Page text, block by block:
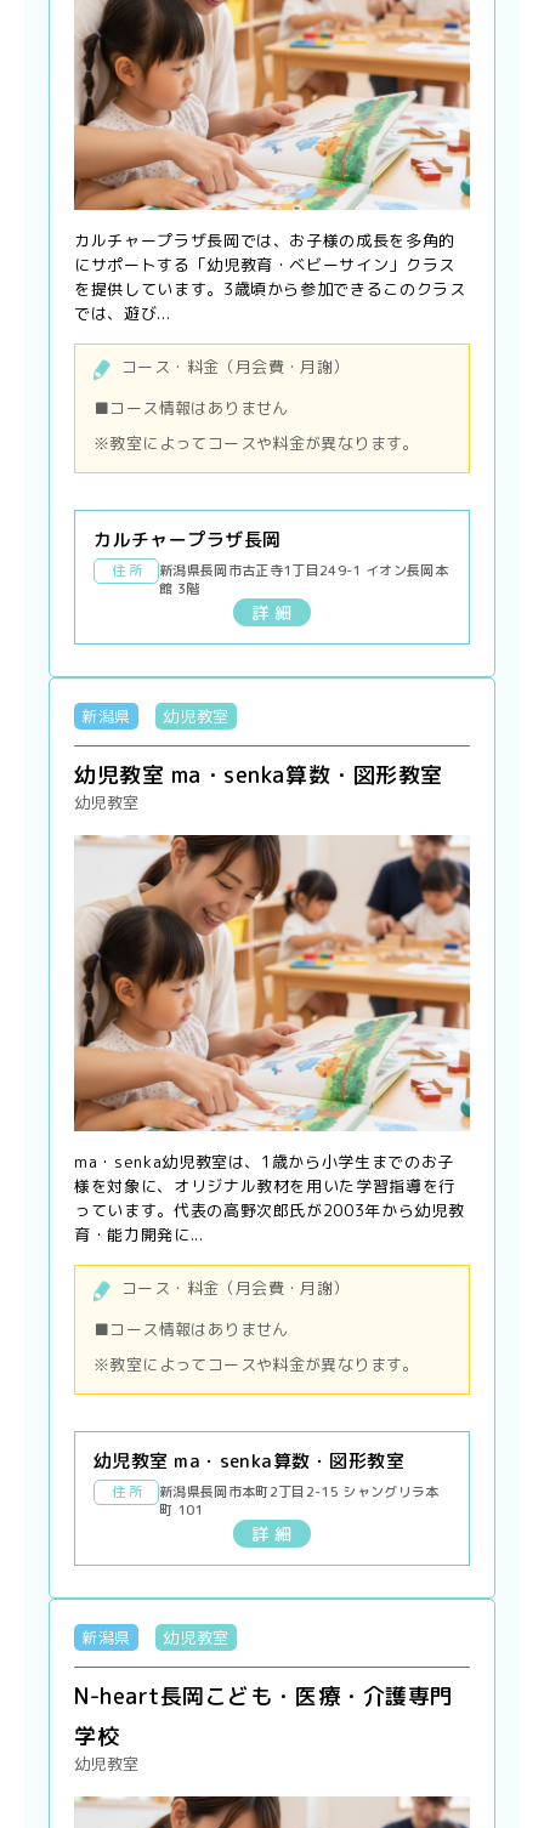
カルチャープラザ長岡では、お子様の成長を多角的
にサポートする「幼児教育・ベビーサイン」クラス
を提供しています。3歳頃から参加できるこのクラス
では、遊び...
コース・料金（月会費・月謝）
■コース情報はありません
※教室によってコースや料金が異なります。
カルチャープラザ長岡
住 所
新潟県長岡市古正寺1丁目249-1 イオン長岡本
館 3階
詳 細
新潟県 幼児教室
幼児教室 ma・senka算数・図形教室
幼児教室
ma・senka幼児教室は、1歳から小学生までのお子
様を対象に、オリジナル教材を用いた学習指導を行
っています。代表の高野次郎氏が2003年から幼児教
育・能力開発に...
コース・料金（月会費・月謝）
■コース情報はありません
※教室によってコースや料金が異なります。
幼児教室 ma・senka算数・図形教室
住 所
新潟県長岡市本町2丁目2-15 シャングリラ本
町 101
詳 細
新潟県 幼児教室
N-heart長岡こども・医療・介護専門
学校
幼児教室